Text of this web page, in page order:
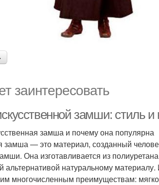
заинтересовать
замши: стиль
замша и почему она популярна
замша — это материал, созданный
Она изготавливается из
альтернативой натуральному
многочисленным преимуществам: